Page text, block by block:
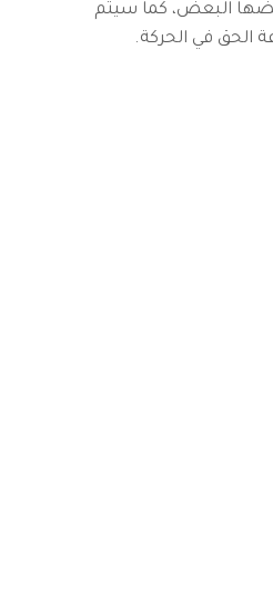
البعض، كما سيتم
الحق في الحركة.